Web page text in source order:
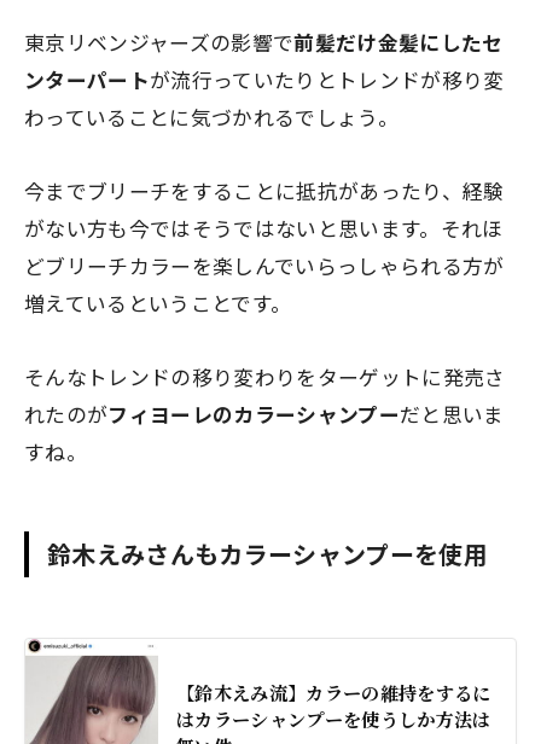
東京リベンジャーズの影響で前髪だけ金髪にしたセ
ンターパートが流行っていたりとトレンドが移り変
わっていることに気づかれるでしょう。
今までブリーチをすることに抵抗があったり、経験
がない方も今ではそうではないと思います。それほ
どブリーチカラーを楽しんでいらっしゃられる方が
増えているということです。
そんなトレンドの移り変わりをターゲットに発売さ
れたのがフィヨーレのカラーシャンプーだと思いま
すね。
鈴木えみさんもカラーシャンプーを使用
【鈴木えみ流】カラーの維持をするに
はカラーシャンプーを使うしか方法は